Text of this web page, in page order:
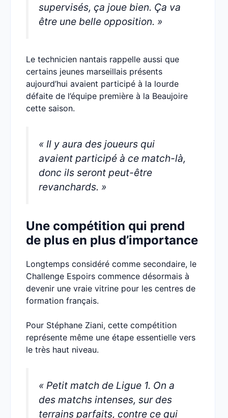
supervisés, ça joue bien. Ça va
être une belle opposition. »
Le technicien nantais rappelle aussi que
certains jeunes marseillais présents
aujourd’hui avaient participé à la lourde
défaite de l’équipe première à la Beaujoire
cette saison.
« Il y aura des joueurs qui
avaient participé à ce match-là,
donc ils seront peut-être
revanchards. »
Une compétition qui prend
de plus en plus d’importance
Longtemps considéré comme secondaire, le
Challenge Espoirs commence désormais à
devenir une vraie vitrine pour les centres de
formation français.
Pour Stéphane Ziani, cette compétition
représente même une étape essentielle vers
le très haut niveau.
« Petit match de Ligue 1. On a
des matchs intenses, sur des
terrains parfaits, contre ce qui